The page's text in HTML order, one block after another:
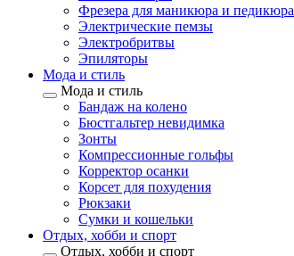
Фрезера для маникюра и педикюра
Электрические пемзы
Электробритвы
Эпиляторы
Мода и стиль
Мода и стиль
Бандаж на колено
Бюстгальтер невидимка
Зонты
Компрессионные гольфы
Корректор осанки
Корсет для похудения
Рюкзаки
Сумки и кошельки
Отдых, хобби и спорт
Отдых, хобби и спорт